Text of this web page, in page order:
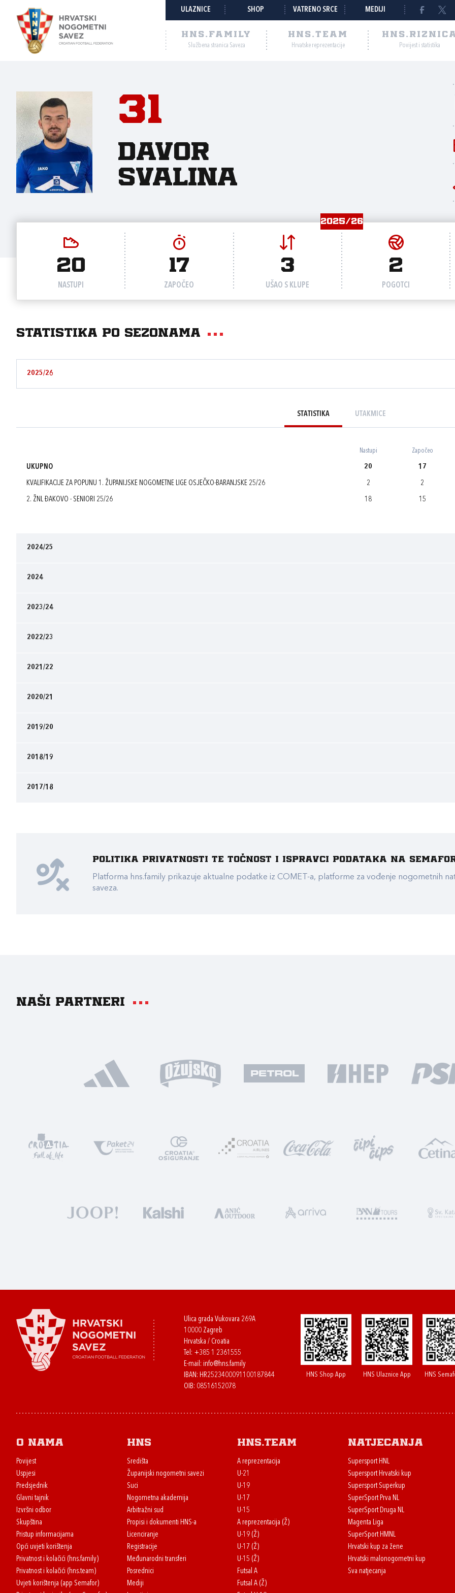
ULAZNICE SHOP VATRENO SRCE MEDIJI
HNS.FAMILY
Službena stranica Saveza
HNS.TEAM
Hrvatske reprezentacije Povijest i statistika
31
Davor
Svalina
2025/26
20
NASTUPI
17
ZAPOČEO
3
UŠAO S KLUPE
2
POGOTCI
Statistika po sezonama
2025/26
STATISTIKA UTAKMICE
Nastupi Započeo
UKUPNO 20 17
KVALIFIKACIJE ZA POPUNU 1. ŽUPANIJSKE NOGOMETNE LIGE OSJEČKO-BARANJSKE 25/26 2 2
2. ŽNL ĐAKOVO - SENIORI 25/26 18 15
2024/25
2024
2023/24
2022/23
2021/22
2020/21
2019/20
2018/19
2017/18
Politika privatnosti te točnost i ispravci podataka na
Platforma hns.family prikazuje aktualne podatke iz COMET-a, platforme za vođenje nogometnih
saveza.
Naši partneri
Ulica grada Vukovara 269A
10000 Zagreb
Hrvatska / Croatia
Tel: +385 1 2361555
E-mail: info@hns.family
IBAN: HR2523400091100187844
OIB: 08516152078
HNS Shop App HNS Ulaznice App HNS
O nama
Povijest
Uspjesi
Predsjednik
Glavni tajnik
Izvršni odbor
Skupština
Pristup informacijama
Opći uvjeti korištenja
Privatnost i kolačići (hns.family)
Privatnost i kolačići (hns.team)
Uvjeti korištenja (app Semafor)
HNS
Središta
Županijski nogometni savezi
Suci
Nogometna akademija
Arbitražni sud
Propisi i dokumenti HNS-a
Licenciranje
Registracije
Međunarodni transferi
Posrednici
Mediji
HNS.team
A reprezentacija
U-21
U-19
U-17
U-15
A reprezentacija (Ž)
U-19 (Ž)
U-17 (Ž)
U-15 (Ž)
Futsal A
Futsal A (Ž)
Natjecanja
Supersport HNL
Supersport Hrvatski kup
Supersport Superkup
SuperSport Prva NL
SuperSport Druga NL
Magenta Liga
SuperSport HMNL
Hrvatski kup za žene
Hrvatski malonogometni kup
Sva natjecanja